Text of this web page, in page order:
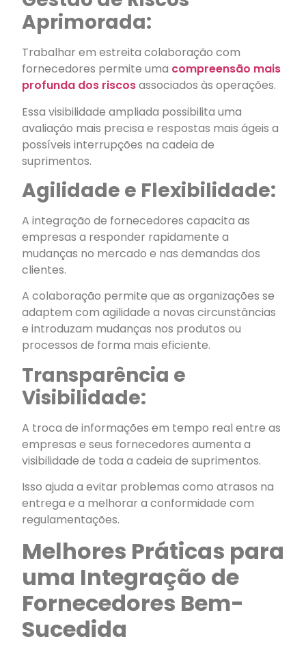
Aprimorada:
Trabalhar em estreita colaboração com
fornecedores permite uma compreensão mais
profunda dos riscosassociados às operações.
Essa visibilidade ampliada possibilita uma
avaliação mais precisa e respostas mais ágeis a
possíveis interrupções na cadeia de
suprimentos.
Agilidade e Flexibilidade:
A integração de fornecedores capacita as
empresas a responder rapidamente a
mudanças no mercado e nas demandas dos
clientes.
A colaboração permite que as organizações se
adaptem com agilidade a novas circunstâncias
e introduzam mudanças nos produtos ou
processos de forma mais eficiente.
Transparência e
Visibilidade:
A troca de informações em tempo real entre as
empresas e seus fornecedores aumenta a
visibilidade de toda a cadeia de suprimentos.
Isso ajuda a evitar problemas como atrasos na
entrega e a melhorar a conformidade com
regulamentações.
Melhores Práticas para
uma Integração de
Fornecedores Bem-
Sucedida